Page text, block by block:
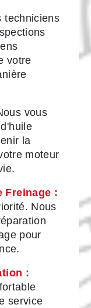
techniciens
votre
vous
la
moteur
Freinage :
Nous
pour
:
service